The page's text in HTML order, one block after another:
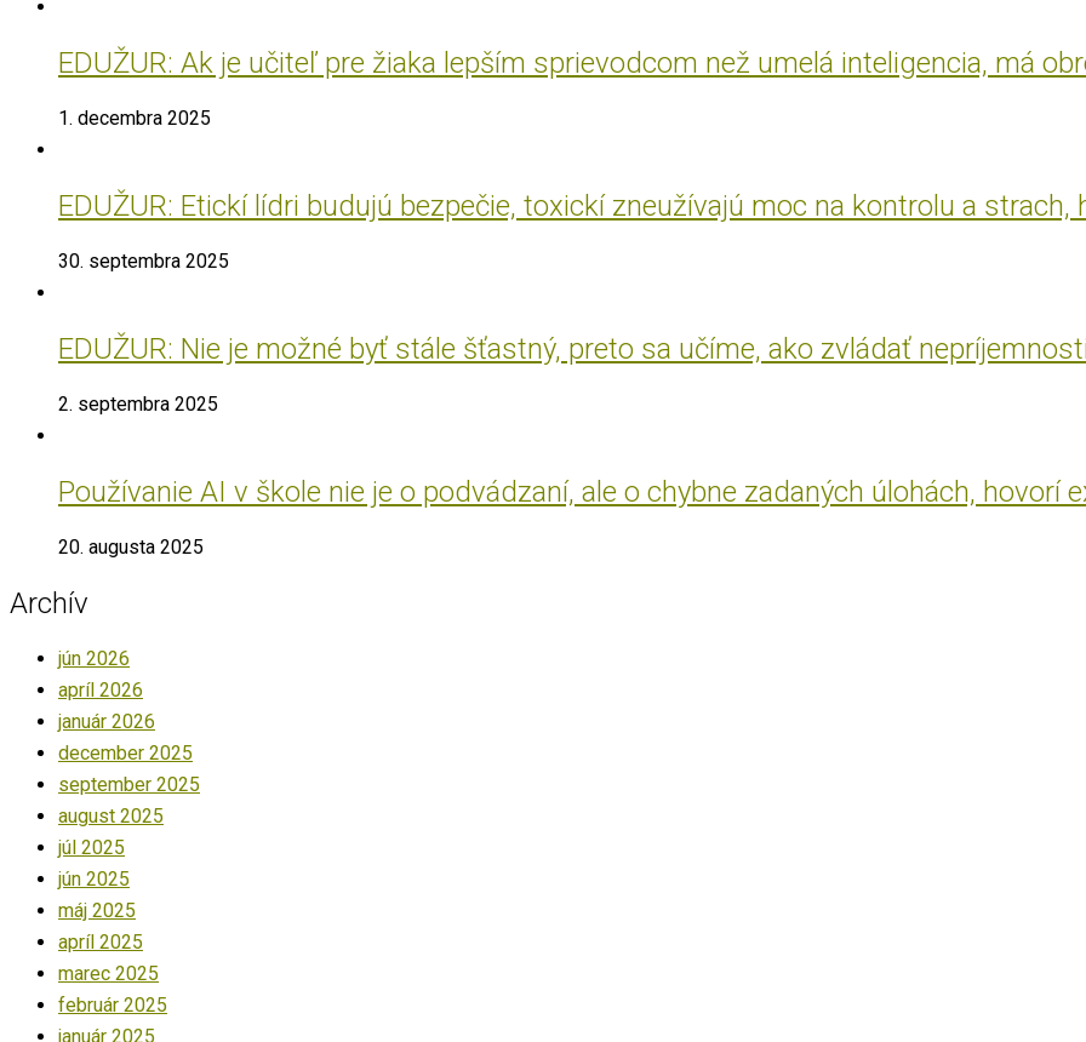
EDUŽUR: Ak je učiteľ pre žiaka lepším sprievodcom než umelá inteligencia, má
1. decembra 2025
EDUŽUR: Etickí lídri budujú bezpečie, toxickí zneužívajú moc na kontrolu a strach,
30. septembra 2025
EDUŽUR: Nie je možné byť stále šťastný, preto sa učíme, ako zvládať
2. septembra 2025
Používanie AI v škole nie je o podvádzaní, ale o chybne zadaných úlohách, hovorí
20. augusta 2025
Archív
jún 2026
apríl 2026
január 2026
december 2025
september 2025
august 2025
júl 2025
jún 2025
máj 2025
apríl 2025
marec 2025
február 2025
január 2025